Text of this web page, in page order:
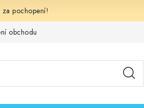
pochopení!
obchodu